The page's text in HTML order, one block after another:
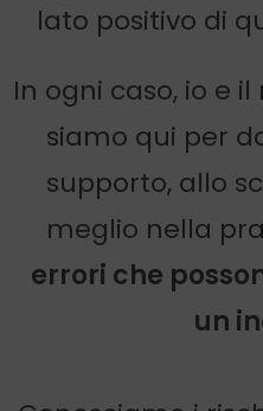
lato positivo di
In ogni caso, io e
siamo qui per
supporto, allo
meglio nella
errori che
un